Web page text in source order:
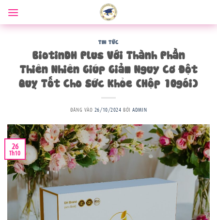
qua
nội
TIN TỨC
BiotinDH Plus Với Thành Phần
Thiên Nhiên Giúp Giảm Nguy Cơ Đột
Quỵ Tốt Cho Sức Khỏe (Hộp 10gói)
ĐĂNG VÀO 26/10/2024 BỞIADMIN
26
Th10